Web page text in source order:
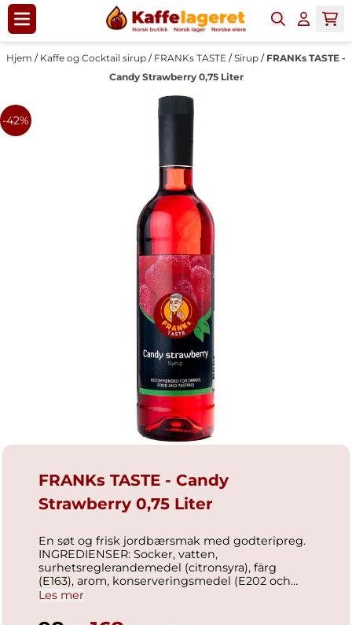
Hopp til innhold
Hjem / Kaffe og Cocktail sirup / FRANKs TASTE /Sirup / FRANKs TASTE -
Candy Strawberry 0,75 Liter
-42%
FRANKs TASTE - Candy
Strawberry 0,75 Liter
En søt og frisk jordbærsmak med godteripreg.
INGREDIENSER: Socker, vatten,
surhetsreglerandemedel (citronsyra), färg
(E163), arom, konserveringsmedel (E202 och
E211). INGREDIENTS: Sugar, water, acidity
preservatives (E202 and E211). Nutritional
Les mer